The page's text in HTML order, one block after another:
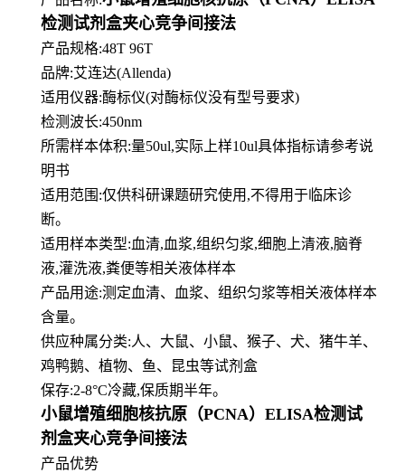
检测试剂盒夹心竞争间接法
产品规格:48T 96T
品牌:艾连达(Allenda)
适用仪器:酶标仪(对酶标仪没有型号要求)
检测波长:450nm
所需样本体积:量50ul,实际上样10ul具体指标请参考说
明书
适用范围:仅供科研课题研究使用,不得用于临床诊
断。
适用样本类型:血清,血浆,组织匀浆,细胞上清液,脑脊
液,灌洗液,粪便等相关液体样本
产品用途:测定血清、血浆、组织匀浆等相关液体样本
含量。
供应种属分类:人、大鼠、小鼠、猴子、犬、猪牛羊、
鸡鸭鹅、植物、鱼、昆虫等试剂盒
保存:2-8°C冷藏,保质期半年。
小鼠增殖细胞核抗原（PCNA）ELISA检测试
剂盒夹心竞争间接法
产品优势